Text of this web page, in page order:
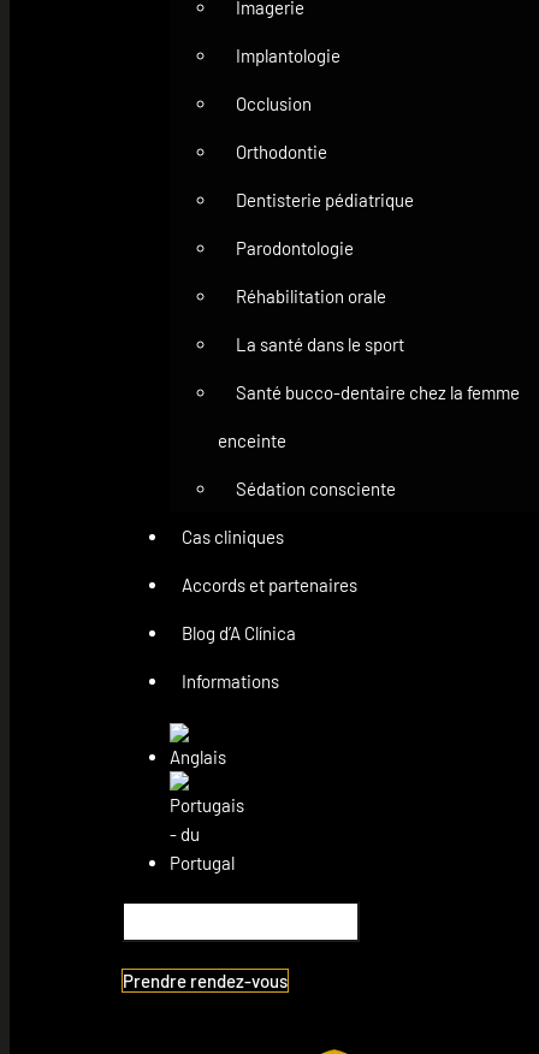
Imagerie
Implantologie
Occlusion
Orthodontie
Dentisterie pédiatrique
Parodontologie
Réhabilitation orale
La santé dans le sport
Santé bucco-dentaire chez la femme
enceinte
Sédation consciente
Cas cliniques
Accords et partenaires
Blog d’A Clínica
Informations
Prendre rendez-vous